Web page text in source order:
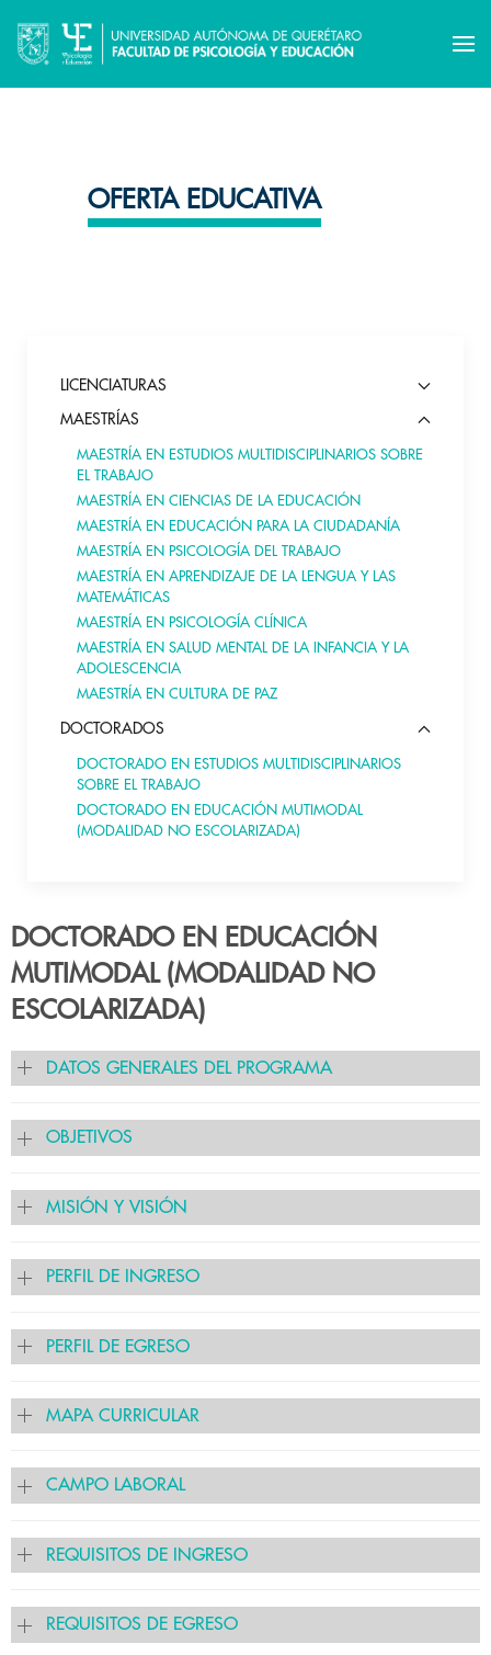
OFERTA EDUCATIVA
LICENCIATURAS
MAESTRÍAS
MAESTRÍA EN ESTUDIOS MULTIDISCIPLINARIOS SOBRE
EL TRABAJO
MAESTRÍA EN CIENCIAS DE LA EDUCACIÓN
MAESTRÍA EN EDUCACIÓN PARA LA CIUDADANÍA
MAESTRÍA EN PSICOLOGÍA DEL TRABAJO
MAESTRÍA EN APRENDIZAJE DE LA LENGUA Y LAS
MATEMÁTICAS
MAESTRÍA EN PSICOLOGÍA CLÍNICA
MAESTRÍA EN SALUD MENTAL DE LA INFANCIA Y LA
ADOLESCENCIA
MAESTRÍA EN CULTURA DE PAZ
DOCTORADOS
DOCTORADO EN ESTUDIOS MULTIDISCIPLINARIOS
SOBRE EL TRABAJO
DOCTORADO EN EDUCACIÓN MUTIMODAL
(MODALIDAD NO ESCOLARIZADA)
DOCTORADO EN EDUCACIÓN
MUTIMODAL (MODALIDAD NO
ESCOLARIZADA)
DATOS GENERALES DEL PROGRAMA
OBJETIVOS
MISIÓN Y VISIÓN
PERFIL DE INGRESO
PERFIL DE EGRESO
MAPA CURRICULAR
CAMPO LABORAL
REQUISITOS DE INGRESO
REQUISITOS DE EGRESO